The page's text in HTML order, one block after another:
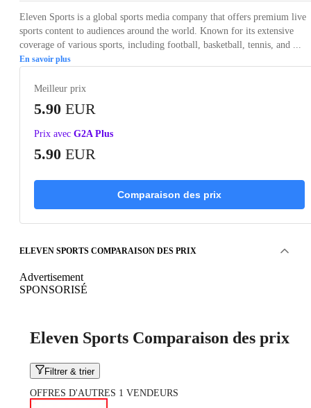
Eleven Sports is a global sports media company that offers premium live
sports content to audiences around the world. Known for its extensive
coverage of various sports, including football, basketball, tennis, and ...
En savoir plus
Meilleur prix
5.90 EUR
Prix avec G2A Plus
5.90 EUR
Comparaison des prix
ELEVEN SPORTS COMPARAISON DES PRIX
Advertisement
SPONSORISÉ
Eleven Sports Comparaison des prix
Filtrer & trier
OFFRES D'AUTRES 1 VENDEURS